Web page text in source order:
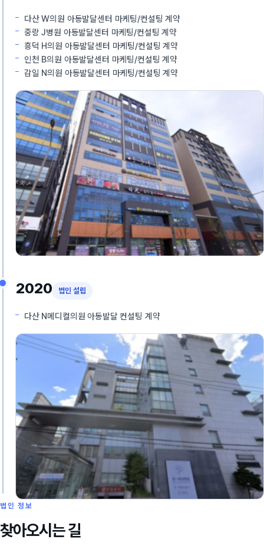
다산 W의원 아동발달센터 마케팅/컨설팅 계약
중랑 J병원 아동발달센터 마케팅/컨설팅 계약
흥덕 H의원 아동발달센터 마케팅/컨설팅 계약
인천 B의원 아동발달센터 마케팅/컨설팅 계약
감일 N의원 아동발달센터 마케팅/컨설팅 계약
2020 법인 설립
다산 N메디컬의원 아동발달 컨설팅 계약
법인 정보
찾아오시는 길